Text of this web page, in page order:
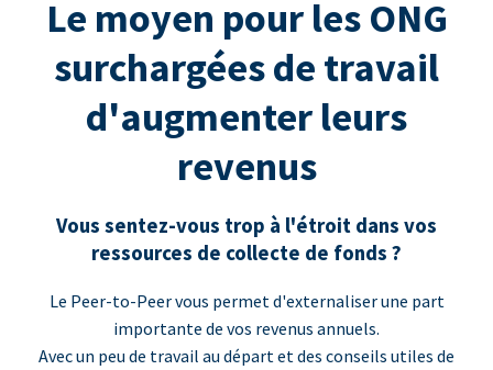
Le moyen pour les ONG
surchargées de travail
d'augmenter leurs
revenus
Vous sentez-vous trop à l'étroit dans vos
ressources de collecte de fonds ?
Le Peer-to-Peer vous permet d'externaliser une part
importante de vos revenus annuels.
Avec un peu de travail au départ et des conseils utiles de